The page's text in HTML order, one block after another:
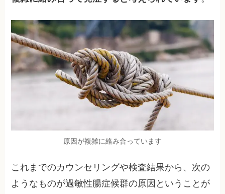
原因が複雑に絡み合っています
これまでのカウンセリングや検査結果から、次の
ようなものが過敏性腸症候群の原因ということが